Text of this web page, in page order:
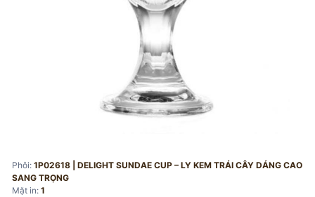
Phôi: 1P02618 | DELIGHT SUNDAE CUP – LY KEM TRÁI CÂY DÁNG CAO
SANG TRỌNG
Mặt in: 1